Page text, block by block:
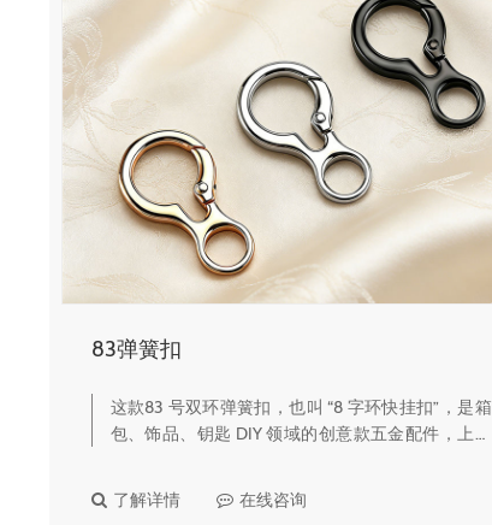
83弹簧扣
这款83 号双环弹簧扣，也叫 “8 字环快挂扣”，是箱
包、饰品、钥匙 DIY 领域的创意款五金配件，上下
和实用性双在线。🔹 核心产品亮点三色轻奢电镀质
感提供亮银、哑光…
了解详情 在线咨询